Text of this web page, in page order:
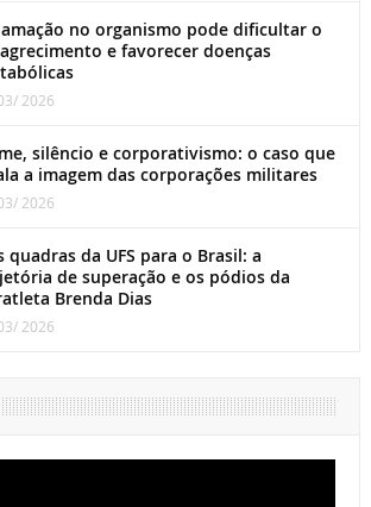
no organismo pode dificultar o
e favorecer doenças
2026
silêncio e corporativismo: o caso que
a imagem das corporações militares
2026
quadras da UFS para o Brasil: a
de superação e os pódios da
Brenda Dias
2026